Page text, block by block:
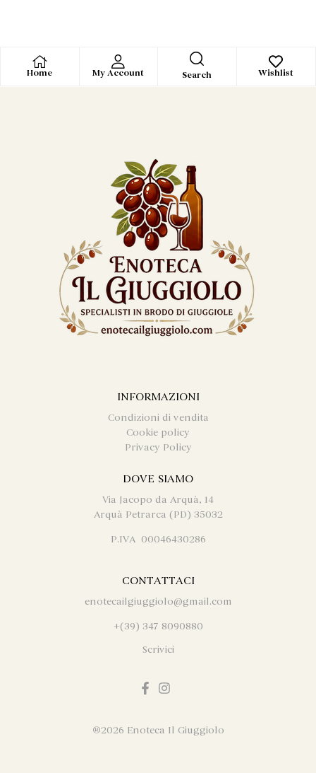
Home My Account Search Wishlist
INFORMAZIONI
Condizioni di vendita
Cookie policy
Privacy Policy
DOVE SIAMO
Via Jacopo da Arquà, 14
Arquà Petrarca (PD) 35032
P.IVA 00046430286
CONTATTACI
enotecailgiuggiolo@gmail.com
+(39) 347 8090880
Scrivici
®2026 Enoteca Il Giuggiolo